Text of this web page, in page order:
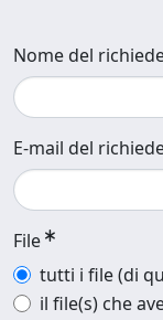
Nome del
E-mail del
File
tutti i file (di
il file(s) che